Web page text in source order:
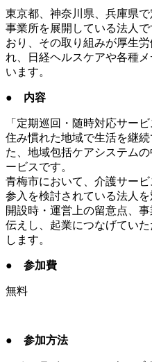
東京都、神奈川県、兵庫県
事業所を展開している法人
おり、その取り組みが厚生
れ、日経ヘルスケアや各種
います。
● 内容
「定期巡回・随時対応サー
住み慣れた地域で生活を継
た、地域包括ケアシステム
ービスです。
青梅市において、介護サー
参入を検討されている法人
開設時・運営上の留意点、
伝えし、起業につなげてい
します。
● 参加費
無料
● 参加方法